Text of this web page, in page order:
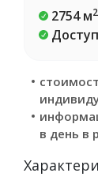
2754 м2
в день в